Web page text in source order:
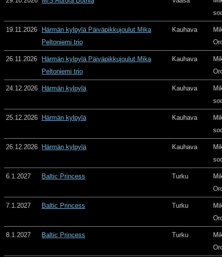
19.11.2026
Härmän kylpylä Päiväpikkujoulut Mika
Peltoniemi trio
Kauhava
26.11.2026
Härmän kylpylä Päiväpikkujoulut Mika
Peltoniemi trio
Kauhava
24.12.2026 Härmän kylpylä Kauhava
25.12.2026 Härmän kylpylä Kauhava
26.12.2026 Härmän kylpylä Kauhava
6.1.2027 Baltic Princess Turku
7.1.2027 Baltic Princess Turku
8.1.2027 Baltic Princess Turku